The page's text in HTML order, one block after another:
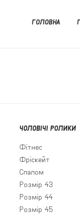
ГОЛОВНА
ЧОЛОВІЧІ РОЛИКИ
Фітнес
Фріскейт
Слалом
Розмір 43
Розмір 44
Розмір 45